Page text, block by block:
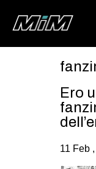
Ero
11 Feb